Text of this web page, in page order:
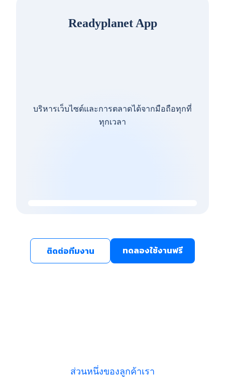
Readyplanet App
บริหารเว็บไซต์และการตลาดได้จากมือถือทุกที่
ทุกเวลา
ติดต่อทีมงาน ทดลองใช้งานฟรี
ส่วนหนึ่งของลูกค้าเรา